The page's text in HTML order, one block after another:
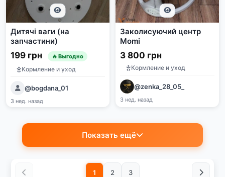
Дитячі ваги (на
запчастини)
199 грн 🔥 Выгодно
Кормление и уход
@bogdana_01
3 нед. назад
Заколисуючий центр
Momi
3 800 грн
Кормление и уход
@zenka_28_05_
3 нед. назад
Показать ещё
1 2 3